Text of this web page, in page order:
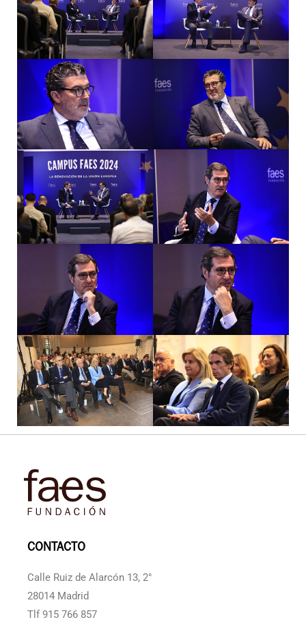
CONTACTO
Calle Ruiz de Alarcón 13, 2°
28014 Madrid
Tlf 915 766 857